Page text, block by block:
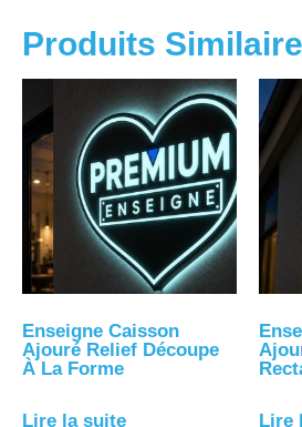
Produits
Enseigne Caisson
Ajouré Relief Découpe
À La Forme
Lire la suite Lire